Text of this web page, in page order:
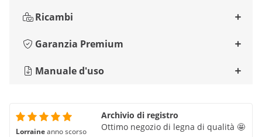
Ricambi
Garanzia Premium
Manuale d'uso
Lorraineanno scorso
Archivio di registro
Ottimo negozio di legna di qualità 🤩